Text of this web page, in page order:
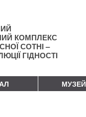
КОМПЛЕКС
СОТНІ –
ГІДНОСТІ
МУЗЕЙ